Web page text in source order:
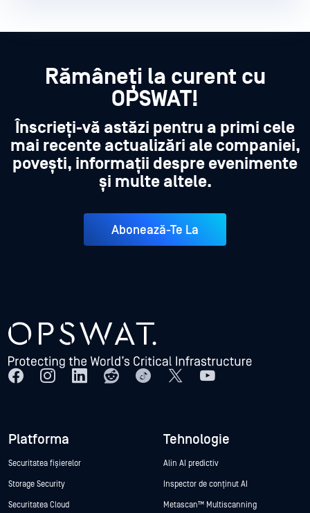
Rămâneți la curent cu
OPSWAT!
Înscrieți-vă astăzi pentru a primi cele
mai recente actualizări ale companiei,
povești, informații despre evenimente
și multe altele.
Abonează-Te La
Platforma
Securitatea fișierelor
Storage Security
Securitatea Cloud
Tehnologie
Alin AI predictiv
Inspector de conținut AI
Metascan™ Multiscanning